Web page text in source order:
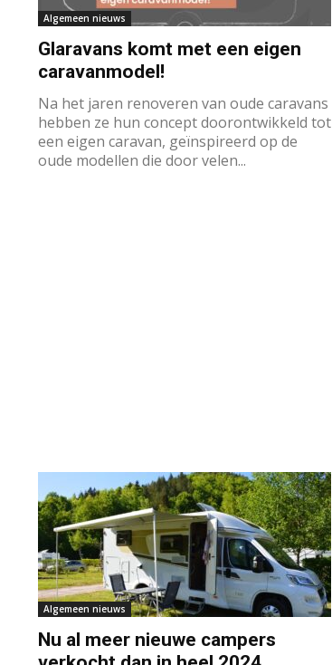
Algemeen nieuws
Glaravans komt met een eigen
caravanmodel!
Na het jaren renoveren van oude caravans
hebben ze hun concept doorontwikkeld tot
een eigen caravan, geïnspireerd op de
oude modellen die door velen...
Algemeen nieuws
Nu al meer nieuwe campers